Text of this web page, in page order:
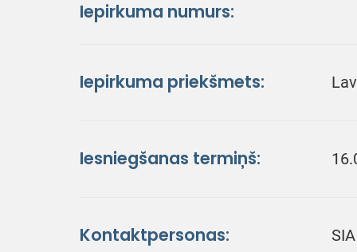
Iepirkuma numurs:
Iepirkuma priekšmets:
Iesniegšanas termiņš:
Kontaktpersonas: